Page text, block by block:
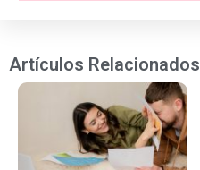
Artículos Relacionados